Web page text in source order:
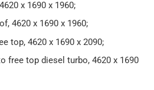
x 1690 x 1960;
4620 x 1690 x 1960;
top, 4620 x 1690 x 2090;
free top diesel turbo, 4620 x 1690